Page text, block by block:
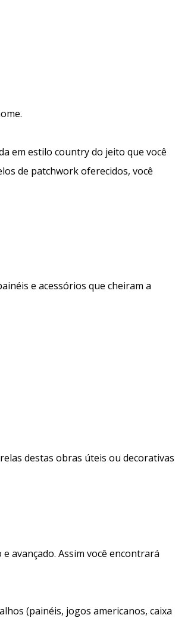
em estilo country do jeito que você
de patchwork oferecidos, você
e acessórios que cheiram a
destas obras úteis ou decorativas
avançado. Assim você encontrará
(painéis, jogos americanos, caixa